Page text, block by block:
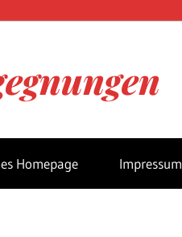
Homepage Impressum